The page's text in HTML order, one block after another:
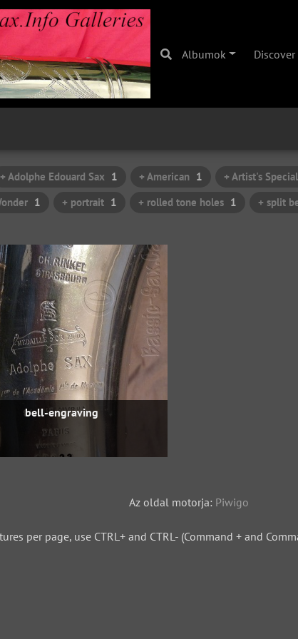
Albumok Discover
+ Adolphe Edouard Sax 1 + American 1 + Artist's Special
1 + portrait 1 + rolled tone holes 1 + split
bell-engraving
Az oldal motorja: Piwigo
per page, use CTRL+ and CTRL- (Command + and